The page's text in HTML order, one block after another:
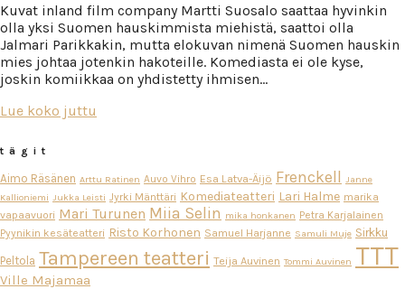
Kuvat inland film company Martti Suosalo saattaa hyvinkin
olla yksi Suomen hauskimmista miehistä, saattoi olla
Jalmari Parikkakin, mutta elokuvan nimenä Suomen hauskin
mies johtaa jotenkin hakoteille. Komediasta ei ole kyse,
joskin komiikkaa on yhdistetty ihmisen…
Lue koko juttu
tägit
Aimo Räsänen Arttu Ratinen Auvo Vihro Esa Latva-Äijö Frenckell Janne
Kallioniemi Jukka Leisti Jyrki Mänttäri Komediateatteri Lari Halme marika
vapaavuori Mari Turunen Miia Selin mika honkanen Petra Karjalainen
Pyynikin kesäteatteri Risto Korhonen Samuel Harjanne Samuli Muje Sirkku
Peltola Tampereen teatteri Teija Auvinen Tommi Auvinen TTT
Ville Majamaa